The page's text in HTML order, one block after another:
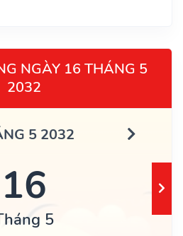
NGÀY 16 THÁNG 5
2032
5 2032
16
5